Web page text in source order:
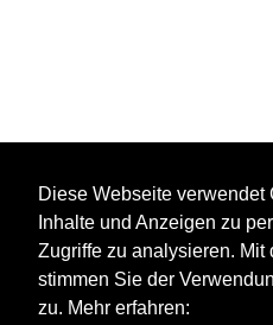
Diese Webseite verwendet
Inhalte und Anzeigen zu
Zugriffe zu analysieren. Mit
stimmen Sie der
zu. Mehr erfahren: